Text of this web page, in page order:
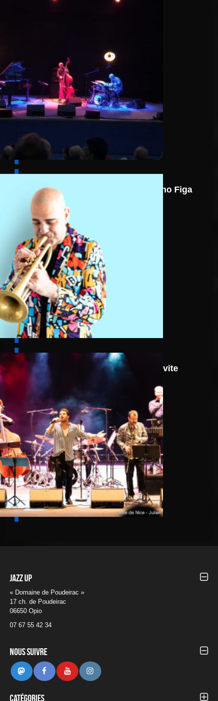
Nicolas Gardel Mano Figa
8 août
Walter Ricci
Jazz UP
« Domaine de Poudeirac »
17 ch. de Poudeirac
06650 Opio
07 67 55 42 34
Nous suivre
MastodonFacebookYoutube Instagram
Catégories